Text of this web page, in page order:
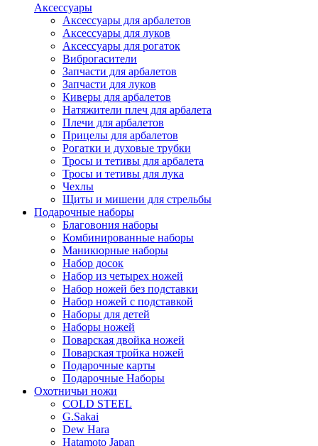
Аксессуары
Аксессуары для арбалетов
Аксессуары для луков
Аксессуары для рогаток
Виброгасители
Запчасти для арбалетов
Запчасти для луков
Киверы для арбалетов
Натяжители плеч для арбалета
Плечи для арбалетов
Прицелы для арбалетов
Рогатки и духовые трубки
Тросы и тетивы для арбалета
Тросы и тетивы для лука
Чехлы
Щиты и мишени для стрельбы
Подарочные наборы
Благовония наборы
Комбинированные наборы
Маникюрные наборы
Набор досок
Набор из четырех ножей
Набор ножей без подставки
Набор ножей с подставкой
Наборы для детей
Наборы ножей
Поварская двойка ножей
Поварская тройка ножей
Подарочные карты
Подарочные Наборы
Охотничьи ножи
COLD STEEL
G.Sakai
Dew Hara
Hatamoto Japan